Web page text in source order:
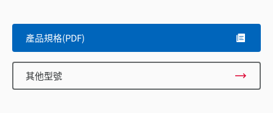
產品規格(PDF)
其他型號